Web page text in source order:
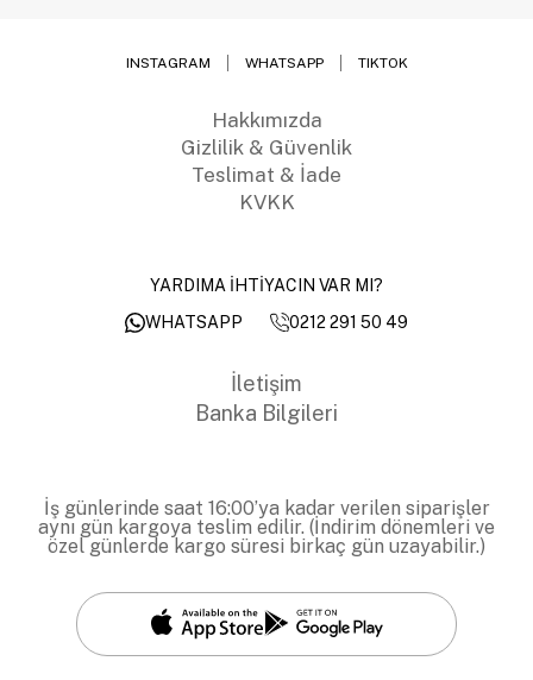
INSTAGRAM WHATSAPP TIKTOK
Hakkımızda
Gizlilik & Güvenlik
Teslimat & İade
KVKK
YARDIMA İHTİYACIN VAR MI?
WHATSAPP
0212 291 50 49
İletişim
Banka Bilgileri
İş günlerinde saat 16:00’ya kadar verilen siparişler
aynı gün kargoya teslim edilir. (İndirim dönemleri ve
özel günlerde kargo süresi birkaç gün uzayabilir.)